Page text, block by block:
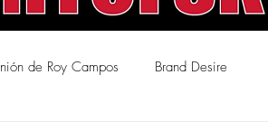
de Roy Campos Brand Desire